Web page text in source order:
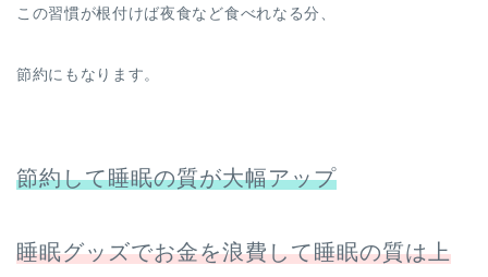
この習慣が根付けば夜食など食べれなる分、
節約にもなります。
節約して睡眠の質が大幅アップ
睡眠グッズでお金を浪費して睡眠の質は上